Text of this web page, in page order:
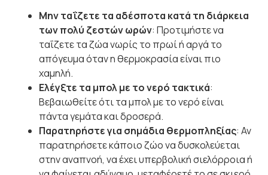
Μην ταΐζετε τα αδέσποτα κατά τη διάρκεια
των πολύ ζεστών ωρών: Προτιμήστε να
ταΐζετε τα ζώα νωρίς το πρωί ή αργά το
απόγευμα όταν η θερμοκρασία είναι πιο
χαμηλή.
Ελέγξτε τα μπολ με το νερό τακτικά:
Βεβαιωθείτε ότι τα μπολ με το νερό είναι
πάντα γεμάτα και δροσερά.
Παρατηρήστε για σημάδια θερμοπληξίας: Αν
παρατηρήσετε κάποιο ζώο να δυσκολεύεται
στην αναπνοή, να έχει υπερβολική σιελόρροια ή